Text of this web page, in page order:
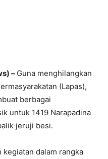
– Guna menghilangkan
(Lapas),
berbagai
untuk 1419 Narapadina
jeruji besi.
kegiatan dalam rangka